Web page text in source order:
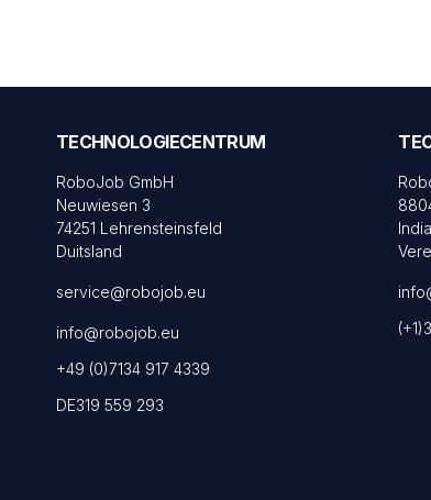
TECHNOLOGIECENTRUM
RoboJob GmbH
Neuwiesen 3
74251 Lehrensteinsfeld
Duitsland
service@robojob.eu
info@robojob.eu
+49 (0)7134 917 4339
DE319 559 293